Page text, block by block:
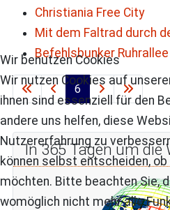
Christiania Free City
Mit dem Faltrad durch
Befehlsbunker Ruhrallee
6
In 365 Tagen um die
Wir benutzen Cookies
Wir nutzen Cookies auf
ihnen sind essenziell für den
andere uns helfen, diese
Nutzererfahrung zu
können selbst entscheiden,
möchten. Bitte beachten Sie,
womöglich nicht mehr alle